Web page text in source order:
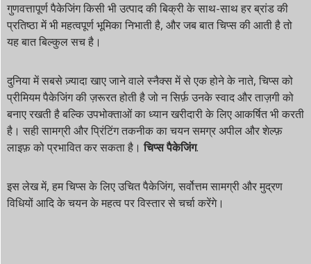
गुणवत्तापूर्ण पैकेजिंग किसी भी उत्पाद की बिक्री के साथ-साथ हर ब्रांड की
प्रतिष्ठा में भी महत्वपूर्ण भूमिका निभाती है, और जब बात चिप्स की आती है तो
यह बात बिल्कुल सच है।
दुनिया में सबसे ज़्यादा खाए जाने वाले स्नैक्स में से एक होने के नाते, चिप्स को
प्रीमियम पैकेजिंग की ज़रूरत होती है जो न सिर्फ़ उनके स्वाद और ताज़गी को
बनाए रखती है बल्कि उपभोक्ताओं का ध्यान खरीदारी के लिए आकर्षित भी करती
है। सही सामग्री और प्रिंटिंग तकनीक का चयन समग्र अपील और शेल्फ़
लाइफ़ को प्रभावित कर सकता है।चिप्स पैकेजिंग.
इस लेख में, हम चिप्स के लिए उचित पैकेजिंग, सर्वोत्तम सामग्री और मुद्रण
विधियों आदि के चयन के महत्व पर विस्तार से चर्चा करेंगे।